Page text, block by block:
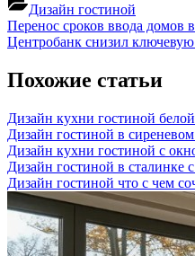
Дизайн гостиной
Навигация
по
записям
Previous
Post:
Перенос сроков ввода домов
Next
Центробанк снизил ключевую
Похожие статьи
Дизайн кухни гостиной
Дизайн гостиной в
Дизайн кухни гостиной с
Дизайн гостиной в сталинке
Дизайн гостиной что с чем